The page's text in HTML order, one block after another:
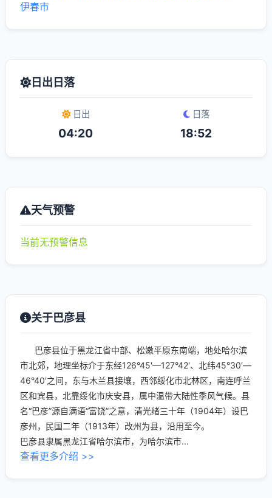
伊春市
日出日落
日出
04:20
日落
18:52
天气预警
当前无预警信息
关于巴彦县
巴彦县位于黑龙江省中部、松嫩平原东南端，地处哈尔滨
市北郊，地理坐标介于东经126°45′—127°42′、北纬45°30′—
46°40′之间，东与木兰县接壤，西邻绥化市北林区，南连呼兰
区和宾县，北靠绥化市庆安县，属中温带大陆性季风气候。县
名“巴彦”源自满语“富饶”之意，清光绪三十年（1904年）设巴
彦州，民国二年（1913年）改州为县，沿用至今。
巴彦县隶属黑龙江省哈尔滨市，为哈尔滨市...
查看更多介绍 >>